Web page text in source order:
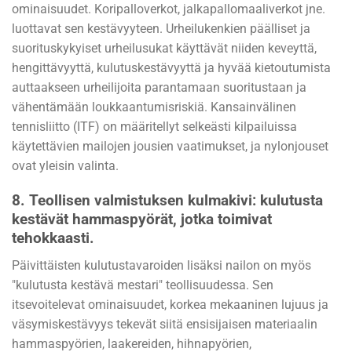
ominaisuudet. Koripalloverkot, jalkapallomaaliverkot jne.
luottavat sen kestävyyteen. Urheilukenkien päälliset ja
suorituskykyiset urheilusukat käyttävät niiden keveyttä,
hengittävyyttä, kulutuskestävyyttä ja hyvää kietoutumista
auttaakseen urheilijoita parantamaan suoritustaan ja
vähentämään loukkaantumisriskiä. Kansainvälinen
tennisliitto (ITF) on määritellyt selkeästi kilpailuissa
käytettävien mailojen jousien vaatimukset, ja nylonjouset
ovat yleisin valinta.
8. Teollisen valmistuksen kulmakivi: kulutusta
kestävät hammaspyörät, jotka toimivat
tehokkaasti.
Päivittäisten kulutustavaroiden lisäksi nailon on myös
"kulutusta kestävä mestari" teollisuudessa. Sen
itsevoitelevat ominaisuudet, korkea mekaaninen lujuus ja
väsymiskestävyys tekevät siitä ensisijaisen materiaalin
hammaspyörien, laakereiden, hihnapyörien,